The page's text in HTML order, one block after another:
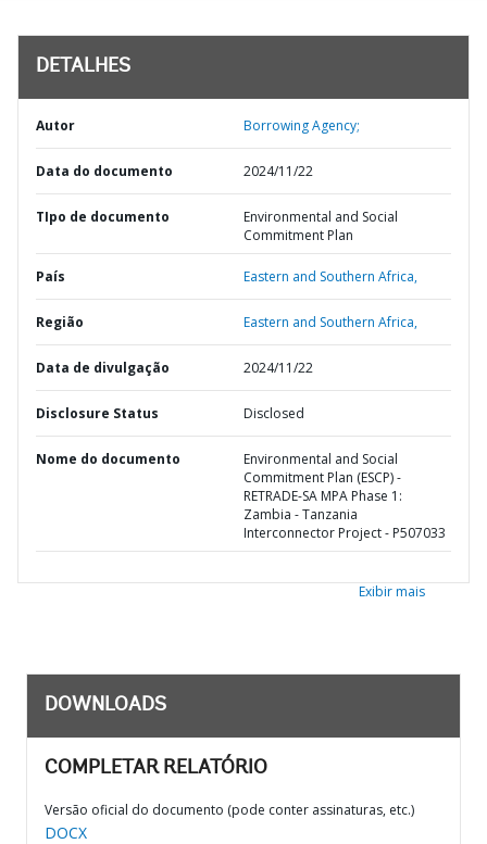
DETALHES
Autor Borrowing Agency;
Data do documento 2024/11/22
TIpo de documento
Environmental and Social
Commitment Plan
País Eastern and Southern Africa,
Região Eastern and Southern Africa,
Data de divulgação 2024/11/22
Disclosure Status Disclosed
Nome do documento
Environmental and Social
Commitment Plan (ESCP) -
RETRADE-SA MPA Phase 1:
Zambia - Tanzania
Interconnector Project - P507033
Exibir mais
DOWNLOADS
COMPLETAR RELATÓRIO
Versão oficial do documento (pode conter assinaturas, etc.)
DOCX